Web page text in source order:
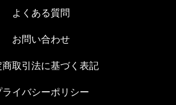
よくある質問
お問い合わせ
商取引法に基づく表記
ライバシーポリシー